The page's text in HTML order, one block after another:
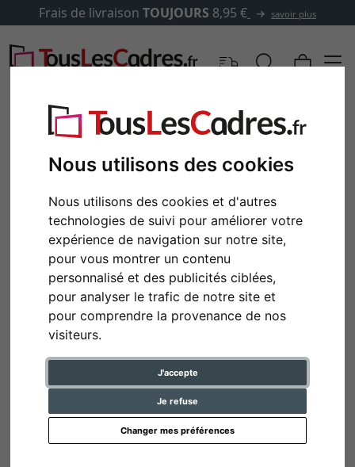
Nous utilisons des cookies
Nous utilisons des cookies et d'autres
technologies de suivi pour améliorer votre
expérience de navigation sur notre site,
pour vous montrer un contenu
personnalisé et des publicités ciblées,
pour analyser le trafic de notre site et
pour comprendre la provenance de nos
visiteurs.
J'accepte
Je refuse
Changer mes préférences
Frais de livraison TOUJOURS 8,95 € savoir plus
Retour